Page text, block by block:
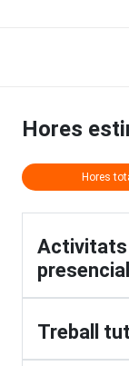
Hores
Hores
Activitats
Treball